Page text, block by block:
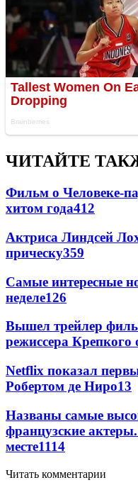
ЧИТАЙТЕ
Фильм о Человеке-
хитом года412
Актриса Линдсей
прическу359
Самые интересные
неделе126
Вышел трейлер
режиссера Крепкого
Netflix показал
Робертом де Ниро13
Названы самые
французские
месте1114
Читать комментарии